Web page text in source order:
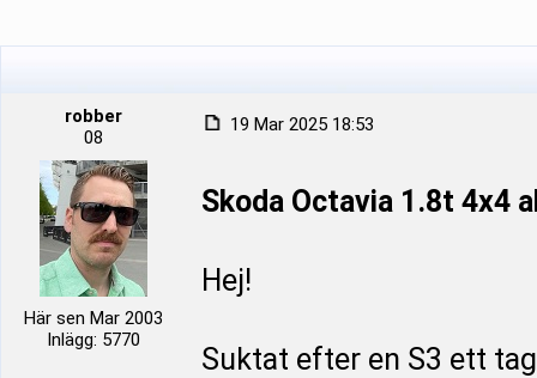
robber
08
Här sen Mar 2003
Inlägg: 5770
19 Mar 2025 18:53
Skoda Octavia 1.8t 4x4
Hej!
Suktat efter en S3 ett